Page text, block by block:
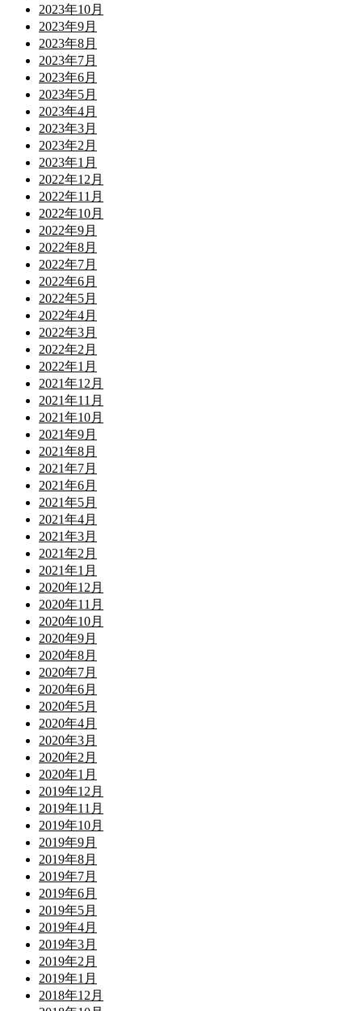
2023年10月
2023年9月
2023年8月
2023年7月
2023年6月
2023年5月
2023年4月
2023年3月
2023年2月
2023年1月
2022年12月
2022年11月
2022年10月
2022年9月
2022年8月
2022年7月
2022年6月
2022年5月
2022年4月
2022年3月
2022年2月
2022年1月
2021年12月
2021年11月
2021年10月
2021年9月
2021年8月
2021年7月
2021年6月
2021年5月
2021年4月
2021年3月
2021年2月
2021年1月
2020年12月
2020年11月
2020年10月
2020年9月
2020年8月
2020年7月
2020年6月
2020年5月
2020年4月
2020年3月
2020年2月
2020年1月
2019年12月
2019年11月
2019年10月
2019年9月
2019年8月
2019年7月
2019年6月
2019年5月
2019年4月
2019年3月
2019年2月
2019年1月
2018年12月